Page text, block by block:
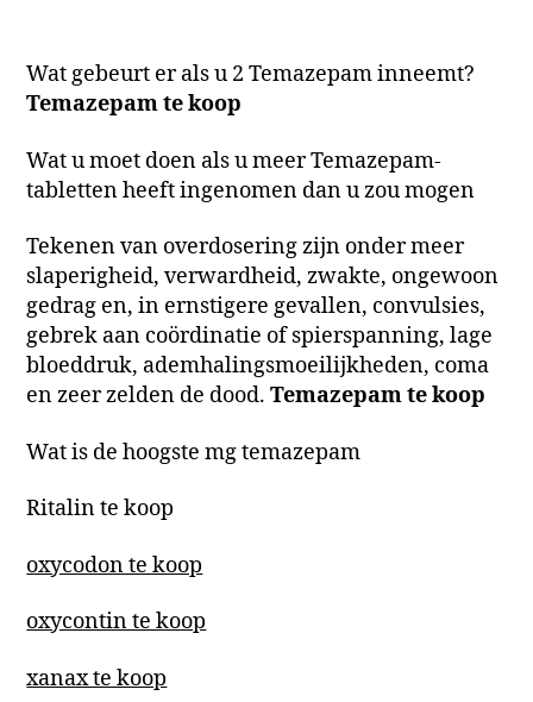
Wat gebeurt er als u 2 Temazepam inneemt?
Temazepam te koop
Wat u moet doen als u meer Temazepam-
tabletten heeft ingenomen dan u zou mogen
Tekenen van overdosering zijn onder meer
slaperigheid, verwardheid, zwakte, ongewoon
gedrag en, in ernstigere gevallen, convulsies,
gebrek aan coördinatie of spierspanning, lage
bloeddruk, ademhalingsmoeilijkheden, coma
en zeer zelden de dood.Temazepam te koop
Wat is de hoogste mg temazepam
Ritalin te koop
oxycodon te koop
oxycontin te koop
xanax te koop